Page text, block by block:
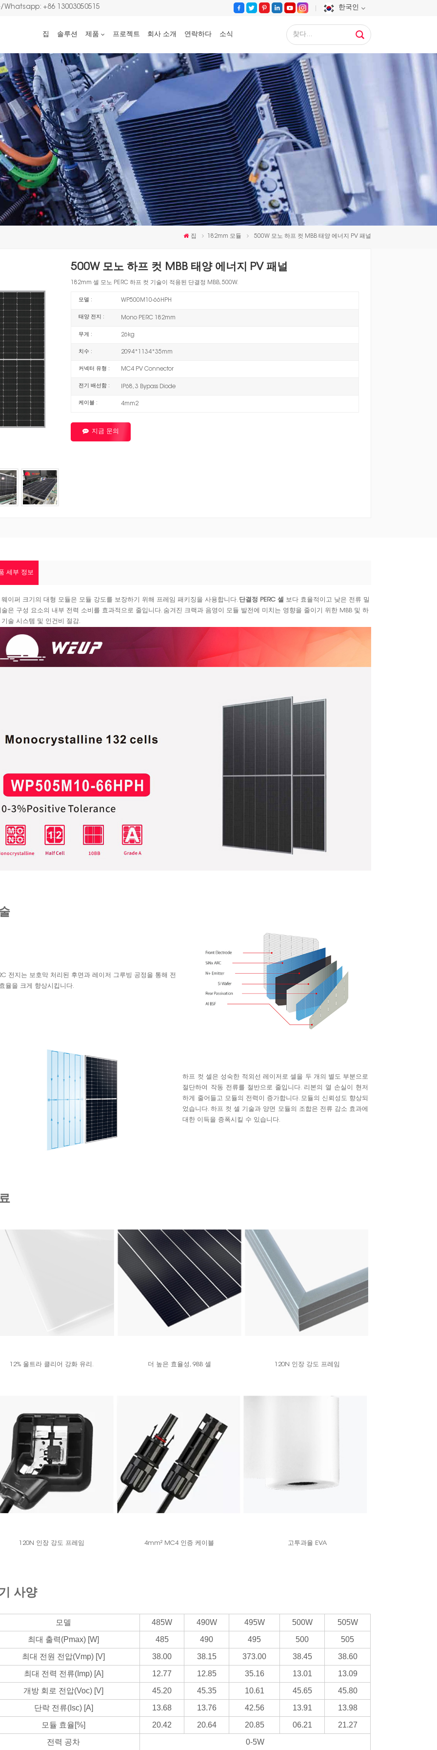
/Whatsapp: +86 13003050515 한국인
English
Français
Deutsch
Русский
Español
Português
日语
한국인
집 솔루션 제품 프로젝트 회사 소개 연락하다 소식
집 182mm 모듈 500W 모노 하프 컷 MBB 태양 에너지 PV 패널
500W 모노 하프 컷 MBB 태양 에너지 PV 패널
182mm 셀 모노 PERC 하프 컷 기술이 적용된 단결정 MBB, 500W.
모델 : WP500M10-66HPH
태양 전지 : Mono PERC 182mm
무게 : 26kg
치수 : 2094*1134*35mm
커넥터 유형 : MC4 PV Connector
전기 배선함 : IP68, 3 Bypass Diode
케이블 : 4mm2
지금 문의
세부 정보
웨이퍼 크기의 대형 모듈은 모듈 강도를 보장하기 위해 프레임 패키징을 사용합니다. 단결정 PERC 셀
보다 효율적이고 낮은 전류 밀
술은 구성 요소의 내부 전력 소비를 효과적으로 줄입니다. 숨겨진 크랙과 음영이 모듈 발전에 미치는 영향을 줄이기 위한 MBB 및 하
기술 시스템 및 인건비 절감.
전지는 보호막 처리된 후면과 레이저 그루빙 공정을 통해 전
율을 크게 향상시킵니다.
하프 컷 셀은 성숙한 적외선 레이저로 셀을 두 개의 별도 부분으로
절단하여 작동 전류를 절반으로 줄입니다. 리본의 열 손실이 현저
하게 줄어들고 모듈의 전력이 증가합니다. 모듈의 신뢰성도 향상되
었습니다. 하프 컷 셀 기술과 양면 모듈의 조합은 전류 감소 효과에
대한 이득을 증폭시킬 수 있습니다.
12% 울트라 클리어 강화 유리. 더 높은 효율성, 9BB 셀 120N 인장 강도 프레임
120N 인장 강도 프레임 4mm² MC4 인증 케이블 고투과율 EVA
사양
모델 485W 490W 495W 500W 505W
최대 출력(Pmax) [W] 485 490 495 500 505
최대 전원 전압(Vmp) [V] 38.00 38.15 373.00 38.45 38.60
최대 전력 전류(Imp) [A] 12.77 12.85 35.16 13.01 13.09
개방 회로 전압(Voc) [V] 45.20 45.35 10.61 45.65 45.80
단락 전류(Isc) [A] 13.68 13.76 42.56 13.91 13.98
모듈 효율[%] 20.42 20.64 20.85 06.21 21.27
전력 공차 0-5W